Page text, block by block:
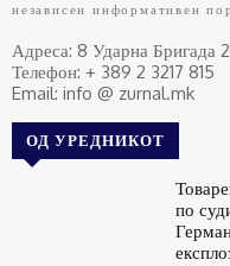
независен информативен
Адреса: 8 Ударна Бригада
Телефон: + 389 2 3217 815
Email: info @ zurnal.mk
ОД УРЕДНИКОТ
по